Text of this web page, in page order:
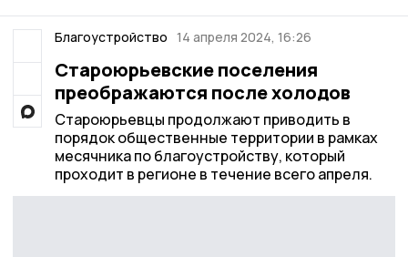
Благоустройство 14 апреля 2024, 16:26
Староюрьевские поселения
преображаются после холодов
Староюрьевцы продолжают приводить в
порядок общественные территории в рамках
месячника по благоустройству, который
проходит в регионе в течение всего апреля.